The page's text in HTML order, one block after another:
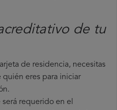
de tu
de residencia, necesitas
eres para iniciar
requerido en el